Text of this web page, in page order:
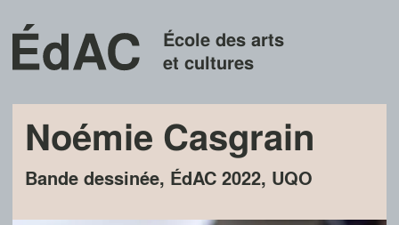
École des arts
et cultures
Noémie Casgrain
Bande dessinée, ÉdAC 2022, UQO